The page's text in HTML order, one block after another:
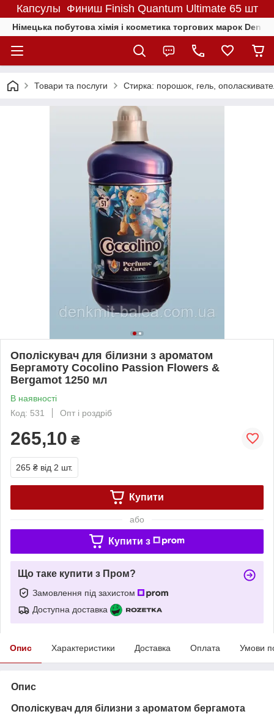
Капсулы Финиш Finish Quantum Ultimate 65 шт
Німецька побутова хімія і косметика торгових марок
Товари та послуги Стирка: порошок, гель,
Ополіскувач для білизни з ароматом
Бергамоту Cocolino Passion Flowers &
Bergamot 1250 мл
В наявності
Код: 531
Опт і роздріб
265,10 ₴
265 ₴ від 2 шт.
Купити
або
Купити з
Що таке купити з Пром?
Замовлення під захистом
Доступна доставка
Опис Характеристики Доставка Оплата Умови
Опис
Ополіскувач для білизни з ароматом бергамота